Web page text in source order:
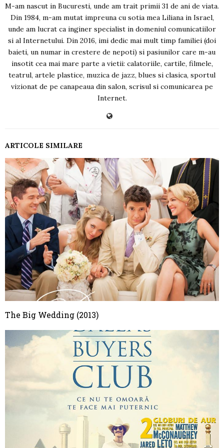
M-am nascut in Bucuresti, unde am trait primii 31 de ani de viata.
Din 1984, m-am mutat impreuna cu sotia mea Liliana in Israel,
unde am lucrat ca inginer specialist in domeniul comunicatiilor
si al Internetului. Din 2016, imi dedic mai mult timp familiei (doi
baieti, un numar in crestere de nepoti) si pasiunilor care m-au
insotit cea mai mare parte a vietii: calatoriile, cartile, filmele,
teatrul, artele plastice, muzica de jazz, blues si clasica, sportul
vizionat de pe canapeaua din salon, scrisul si comunicarea pe
Internet.
ARTICOLE SIMILARE
The Big Wedding (2013)